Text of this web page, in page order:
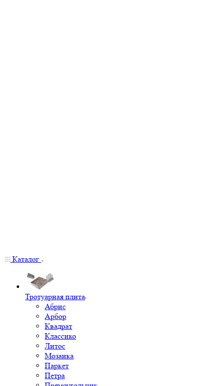
Каталог
Тротуарная плита
Абрис
Арбор
Квадрат
Классико
Литос
Мозаика
Паркет
Петра